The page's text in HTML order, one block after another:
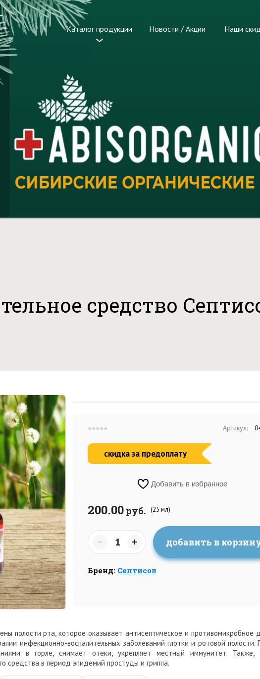
Каталог продукции Новости / Акции Наши
средство
Артикул:
скидка за предоплату
Добавить в избранное
200.00 руб. (25 мл)
добавить в
Бренд: Септисол
полости рта, которое оказывает антисептическое и противомикробное
инфекционно-воспалительных заболеваний глотки и ротовой полости.
в горле, снимает отеки, укрепляет местный иммунитет. Также,
средства в период эпидемий простуды и гриппа.